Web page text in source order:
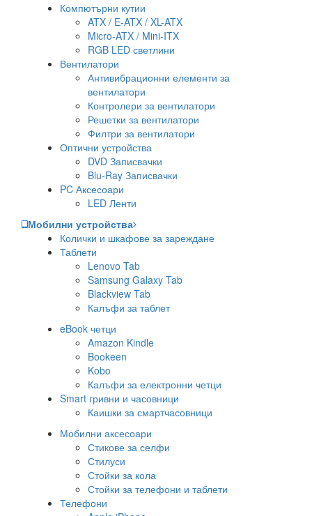
Компютърни кутии
ATX / E-ATX / XL-ATX
Micro-ATX / Mini-ITX
RGB LED светлини
Вентилатори
Антивибрационни елементи за
вентилатори
Контролери за вентилатори
Решетки за вентилатори
Филтри за вентилатори
Оптични устройства
DVD Записвачки
Blu-Ray Записвачки
PC Аксесоари
LED Ленти
Мобилни устройства
Колички и шкафове за зареждане
Таблети
Lenovo Tab
Samsung Galaxy Tab
Blackview Tab
Калъфи за таблет
eBook четци
Amazon Kindle
Bookeen
Kobo
Калъфи за електронни четци
Smart гривни и часовници
Каишки за смартчасовници
Мобилни аксесоари
Стикове за селфи
Стилуси
Стойки за кола
Стойки за телефони и таблети
Телефони